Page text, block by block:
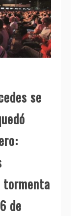
se
de